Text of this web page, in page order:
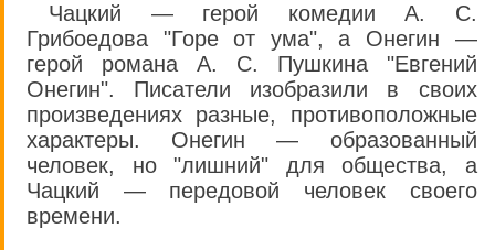
Чацкий — герой комедии А. С.
Грибоедова "Горе от ума", а Онегин —
герой романа А. С. Пушкина "Евгений
Онегин". Писатели изобразили в своих
произведениях разные, противоположные
характеры. Онегин — образованный
человек, но "лишний" для общества, а
Чацкий — передовой человек своего
времени.